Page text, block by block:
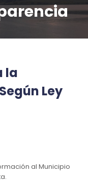
la
Ley
al Municipio